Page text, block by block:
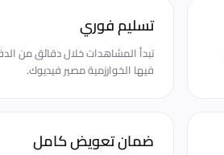
تسليم فوري
فيها الخوارزمية مصير فيديوك.
ضمان تعويض كامل